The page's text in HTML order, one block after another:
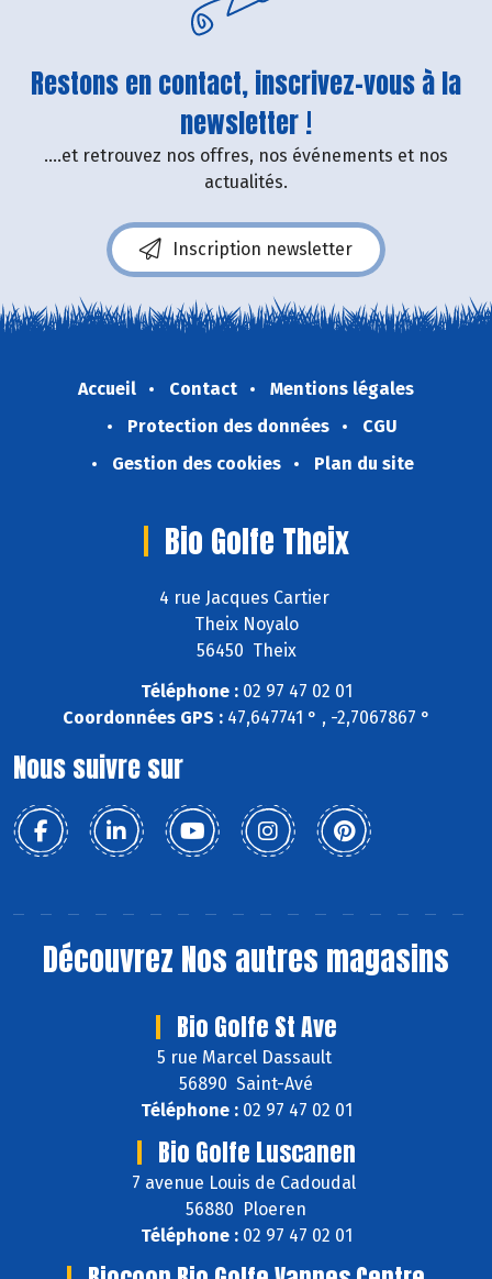
Restons en contact, inscrivez-vous à la
newsletter !
....et retrouvez nos offres, nos événements et nos
actualités.
Inscription newsletter
Accueil Contact
Mentions légales
Protection des données
CGU
Gestion des cookies
Plan du site
Bio Golfe Theix
4 rue Jacques Cartier
Theix Noyalo
56450 Theix
Téléphone :02 97 47 02 01
Coordonnées GPS :47,647741 ° , -2,7067867 °
Nous suivre sur
Découvrez Nos autres magasins
Bio Golfe St Ave
5 rue Marcel Dassault
56890 Saint-Avé
Téléphone :02 97 47 02 01
Bio Golfe Luscanen
7 avenue Louis de Cadoudal
56880 Ploeren
Téléphone :02 97 47 02 01